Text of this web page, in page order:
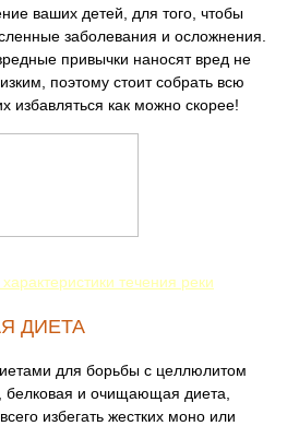
ваших детей, для того, чтобы
заболевания и осложнения.
привычки наносят вред не
поэтому стоит собрать всю
избавляться как можно скорее!
течения реки
ДИЕТА
для борьбы с целлюлитом
белковая и очищающая диета,
избегать жестких моно или